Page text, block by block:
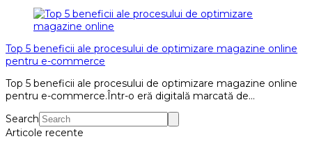
Top 5 beneficii ale procesului de optimizare magazine online
pentru e-commerce
Top 5 beneficii ale procesului de optimizare magazine online
pentru e-commerce.Într-o eră digitală marcată de…
Search
Articole recente